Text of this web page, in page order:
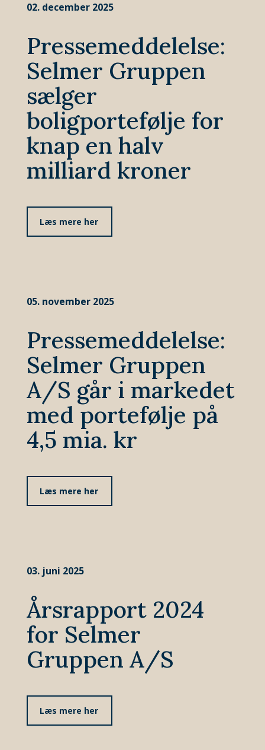
02. december 2025
Pressemeddelelse:
Selmer Gruppen
sælger
boligportefølje for
knap en halv
milliard kroner
Læs mere her
05. november 2025
Pressemeddelelse:
Selmer Gruppen
A/S går i markedet
med portefølje på
4,5 mia. kr
Læs mere her
03. juni 2025
Årsrapport 2024
for Selmer
Gruppen A/S
Læs mere her